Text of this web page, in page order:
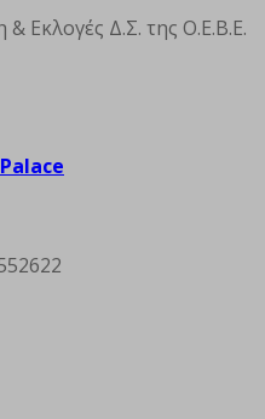
& Εκλογές Δ.Σ. της Ο.Ε.Β.Ε.